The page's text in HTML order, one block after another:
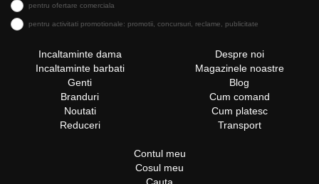
pentru ofertare comerciala
pentru activitati promotionale: promotii, concursuri, reclame, publicitate
Incaltaminte dama
Incaltaminte barbati
Genti
Branduri
Noutati
Reduceri
Despre noi
Magazinele noastre
Blog
Cum comand
Cum platesc
Transport
Contul meu
Cosul meu
Cauta